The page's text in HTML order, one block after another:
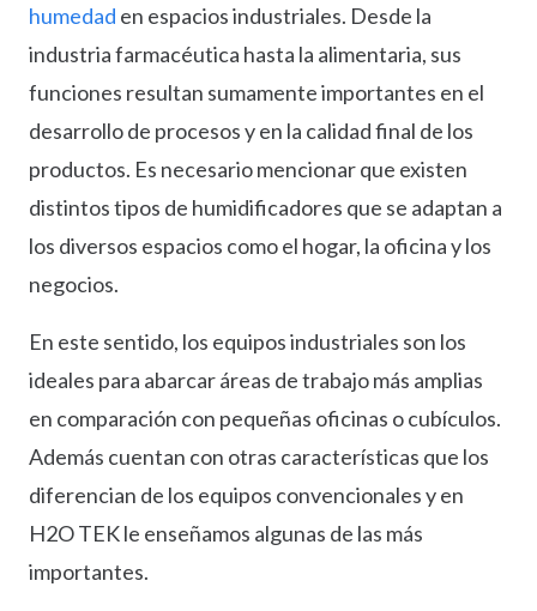
humedad en espacios industriales. Desde la
industria farmacéutica hasta la alimentaria, sus
funciones resultan sumamente importantes en el
desarrollo de procesos y en la calidad final de los
productos. Es necesario mencionar que existen
distintos tipos de humidificadores que se adaptan a
los diversos espacios como el hogar, la oficina y los
negocios.
En este sentido, los equipos industriales son los
ideales para abarcar áreas de trabajo más amplias
en comparación con pequeñas oficinas o cubículos.
Además cuentan con otras características que los
diferencian de los equipos convencionales y en
H2O TEK le enseñamos algunas de las más
importantes.